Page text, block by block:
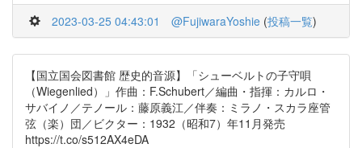
2023-03-25 04:43:01 @FujiwaraYoshie (投稿一覧)
【国立国会図書館 歴史的音源】「シューベルトの子守唄
（Wiegenlied）」作曲：F.Schubert／編曲・指揮：カルロ・
サバイノ／テノール：藤原義江／伴奏：ミラノ・スカラ座管
弦（楽）団／ビクター：1932（昭和7）年11月発売
https://t.co/s512AX4eDA